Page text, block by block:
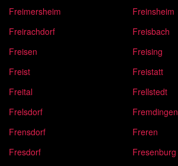
Freimersheim
Freinsheim
Freirachdorf
Freisbach
Freisen
Freising
Freist
Freistatt
Freital
Frellstedt
Frelsdorf
Fremdingen
Frensdorf
Freren
Fresdorf
Fresenburg